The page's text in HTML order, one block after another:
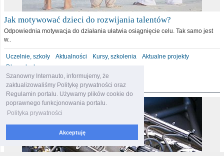
Szanowny Internauto, informujemy, że
zaktualizowaliśmy Politykę prywatności oraz
Regulamin portalu. Używamy plików cookie do
poprawnego funkcjonowania portalu.
Polityka prywatności
Akceptuję
Jak motywować dzieci do rozwijania talentów?
Odpowiednia motywacja do działania ułatwia osiągnięcie celu. Tak samo jest
w..
Uczelnie, szkoły Aktualności Kursy, szkolenia
Aktualne projekty
Dla malucha
motoryzacja